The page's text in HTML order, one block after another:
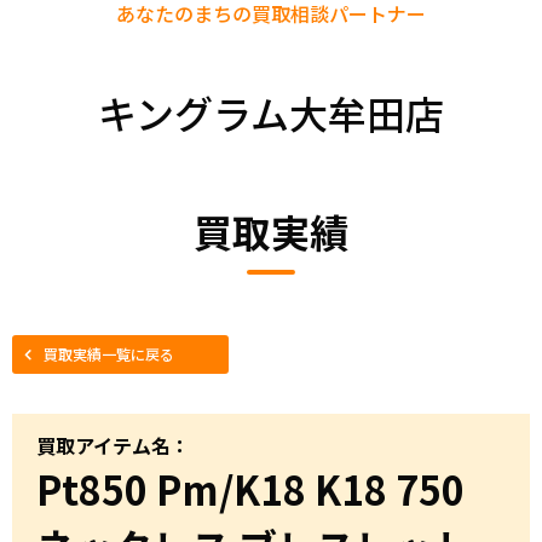
キングラム大牟田店
あなたのまちの買取相談パートナー
買取実績
買取実績一覧に戻る
買取アイテム名：
Pt850 Pm/K18 K18 750